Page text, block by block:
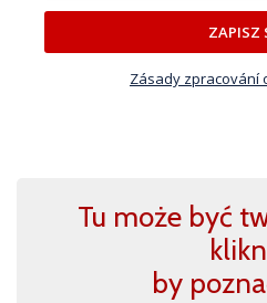
ZAPISZ
Zásady zpracování
Tu może być
by